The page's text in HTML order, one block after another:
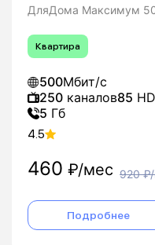
ДляДома Максимум
Квартира
500Мбит/с
250 каналов85 HD
5 Гб
4.5
460 ₽/мес 920
Подробнее